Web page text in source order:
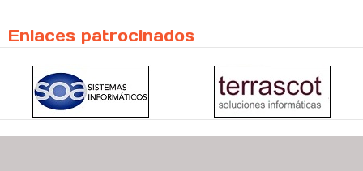
Enlaces patrocinados